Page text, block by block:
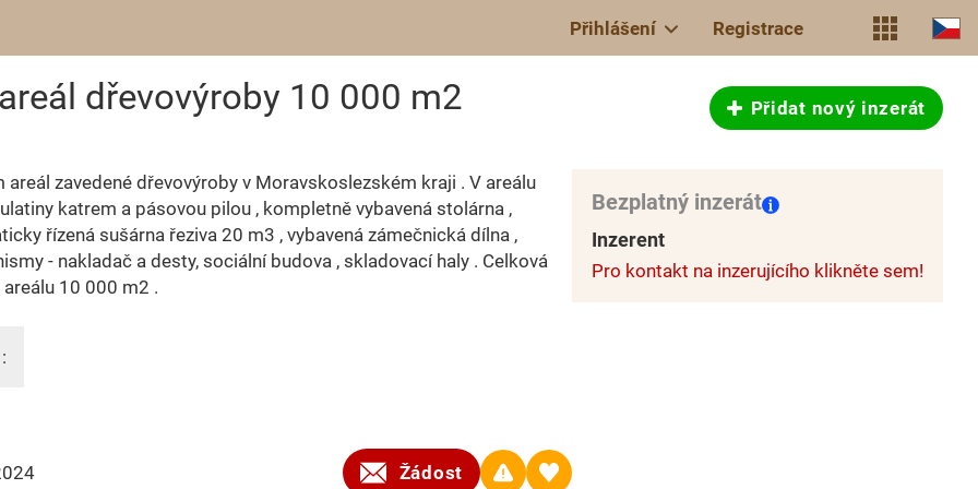
Přihlášení Registrace
dřevovýroby 10 000 m2 Přidat nový inzerát
areál zavedené dřevovýroby v Moravskoslezském kraji . V areálu
katrem a pásovou pilou , kompletně vybavená stolárna ,
řízená sušárna řeziva 20 m3 , vybavená zámečnická dílna ,
- nakladač a desty, sociální budova , skladovací haly . Celková
areálu 10 000 m2 .
Žádost
Bezplatný inzerát
Inzerent
Pro kontakt na inzerujícího klikněte sem!